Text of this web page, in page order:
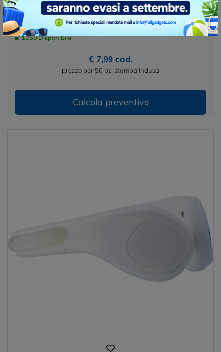
Dimensioni :
12X9X4.5CM
Colori :
1350 Disponibile
€ 7,99 cad.
prezzo per 50 pz. stampa inclusa
Calcola preventivo